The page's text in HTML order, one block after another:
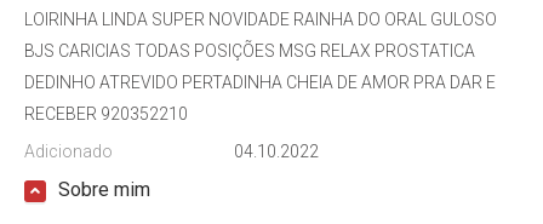
LOIRINHA LINDA SUPER NOVIDADE RAINHA DO ORAL GULOSO
BJS CARICIAS TODAS POSIÇÕES MSG RELAX PROSTATICA
DEDINHO ATREVIDO PERTADINHA CHEIA DE AMOR PRA DAR E
RECEBER 920352210
Adicionado
04.10.2022
Sobre mim